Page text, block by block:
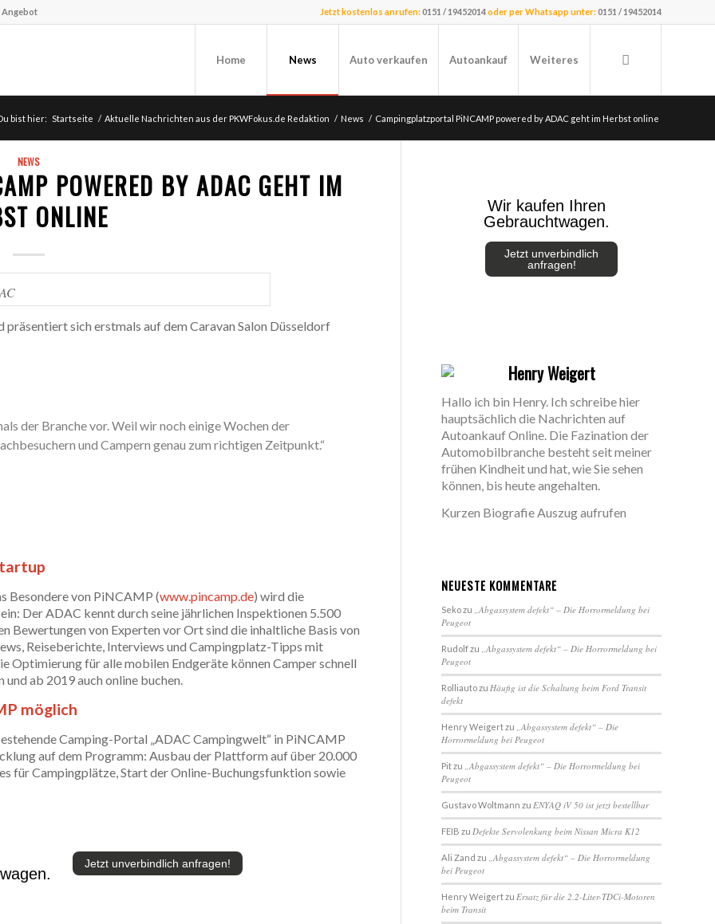
Jetzt kostenlos anrufen:0151 / 19452014oder per Whatsapp unter:0151 / 19452014
Home News Auto verkaufen Autoankauf Weiteres
bist hier: Startseite / Aktuelle Nachrichten aus der PKWFokus.de Redaktion / News / Campingplatzportal PiNCAMP powered by ADAC geht im Herbst online
NEWS
POWERED BY ADAC GEHT IM
ONLINE
sich erstmals auf dem Caravan Salon Düsseldorf
der Branche vor. Weil wir noch einige Wochen der
und Campern genau zum richtigen Zeitpunkt.“
Besondere von PiNCAMP (www.pincamp.de) wird die
Der ADAC kennt durch seine jährlichen Inspektionen 5.500
Bewertungen von Experten vor Ort sind die inhaltliche Basis von
Reiseberichte, Interviews und Campingplatz-Tipps mit
Optimierung für alle mobilen Endgeräte können Camper schnell
ab 2019 auch online buchen.
möglich
Camping-Portal „ADAC Campingwelt“ in PiNCAMP
auf dem Programm: Ausbau der Plattform auf über 20.000
für Campingplätze, Start der Online-Buchungsfunktion sowie
Jetzt unverbindlich anfragen!
Wir kaufen Ihren
Gebrauchtwagen.
Jetzt unverbindlich
anfragen!
Henry Weigert
Hallo ich bin Henry. Ich schreibe hier
hauptsächlich die Nachrichten auf
Autoankauf Online. Die Fazination der
Automobilbranche besteht seit meiner
frühen Kindheit und hat, wie Sie sehen
können, bis heute angehalten.
Kurzen Biografie Auszug aufrufen
NEUESTE KOMMENTARE
Sekozu
„Abgassystem defekt“ – Die Horrormeldung bei
Peugeot
Rudolfzu
„Abgassystem defekt“ – Die Horrormeldung bei
Peugeot
Rolliautozu Häufig ist die Schaltung beim Ford Transit
defekt
Henry Weigertzu
„Abgassystem defekt“ – Die
Horrormeldung bei Peugeot
Pitzu
„Abgassystem defekt“ – Die Horrormeldung bei
Peugeot
Gustavo Woltmann zu ENYAQ iV 50 ist jetzt bestellbar
FEIB zu Defekte Servolenkung beim Nissan Micra K12
Ali Zand zu
„Abgassystem defekt“ – Die Horrormeldung
bei Peugeot
Henry Weigertzu Ersatz für die 2.2-Liter-TDCi-Motoren
beim Transit